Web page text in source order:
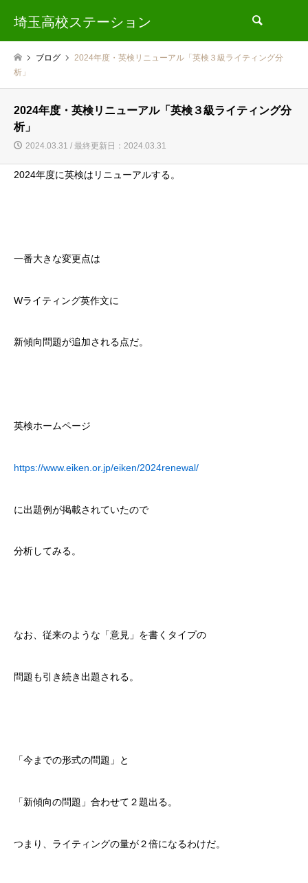
埼玉高校ステーション
ブログ
2024年度・英検リニューアル「英検３級ライティング分
析」
2024年度・英検リニューアル「英検３級ライティング分
析」
2024.03.31 / 最終更新日：2024.03.31
2024年度に英検はリニューアルする。
一番大きな変更点は
Wライティング英作文に
新傾向問題が追加される点だ。
英検ホームページ
https://www.eiken.or.jp/eiken/2024renewal/
に出題例が掲載されていたので
分析してみる。
なお、従来のような「意見」を書くタイプの
問題も引き続き出題される。
「今までの形式の問題」と
「新傾向の問題」合わせて２題出る。
つまり、ライティングの量が２倍になるわけだ。